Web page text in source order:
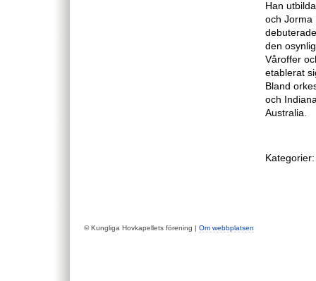
Han
och Jorma
den
Våroffer
etablerat
Bland
och
Australia.
Kategorier:
© Kungliga Hovkapellets förening | Om webbplatsen